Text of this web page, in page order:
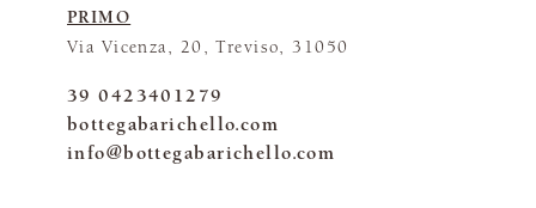
PRIMO
Via Vicenza, 20, Treviso, 31050
39 0423401279
bottegabarichello.com
info@bottegabarichello.com